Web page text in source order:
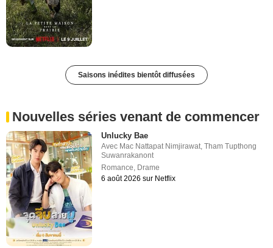
Saisons inédites bientôt diffusées
Nouvelles séries venant de commencer
Unlucky Bae
Avec Mac Nattapat Nimjirawat,Tham Tupthong
Suwanrakanont
Romance, Drame
6 août 2026 sur Netflix